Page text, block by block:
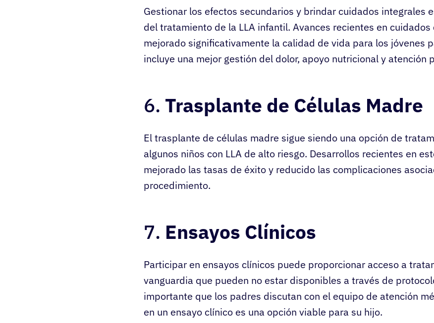
Gestionar los efectos secundarios y brindar cuidados integrales
del tratamiento de la LLA infantil. Avances recientes en cuidados
mejorado significativamente la calidad de vida para los jóvenes
incluye una mejor gestión del dolor, apoyo nutricional y atención
6. Trasplante de Células Madre
El trasplante de células madre sigue siendo una opción de
algunos niños con LLA de alto riesgo. Desarrollos recientes en
mejorado las tasas de éxito y reducido las complicaciones
procedimiento.
7. Ensayos Clínicos
Participar en ensayos clínicos puede proporcionar acceso a
vanguardia que pueden no estar disponibles a través de
importante que los padres discutan con el equipo de atención
en un ensayo clínico es una opción viable para su hijo.